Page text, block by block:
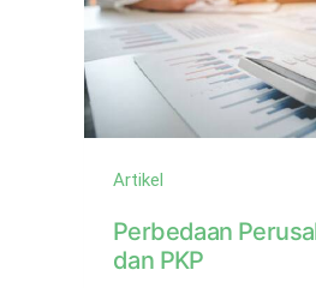
Artikel
Perbedaan
dan PKP